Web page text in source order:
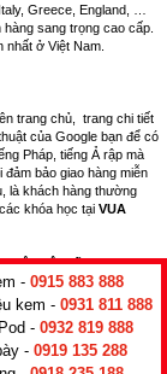
Greece, England, …
sang trọng cao cấp.
ở Việt Nam.
trang chủ, trang chi tiết
của Google bạn để có
Pháp, tiếng Ả rập mà
bảo giao hàng miễn
là khách hàng thường
khóa học tại VUA
hệ thống.
nghĩ tới những sản phẩm
mặt hàng nhái,
tốt cho sức khỏe bạn
bỏ lỡ cơ hội mua hàng
Nếu có thắc mắc, hãy
- 0915 883 888
kem - 0931 811 888
- 0932 819 888
- 0919 135 288